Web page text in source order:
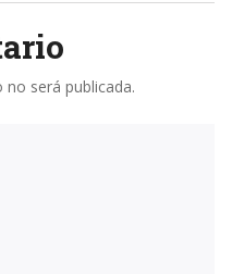
será publicada.